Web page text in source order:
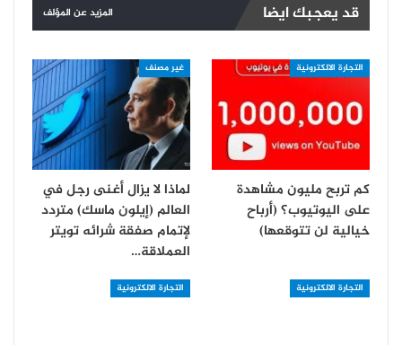
قد يعجبك ايضا المزيد عن المؤلف
التجارة الالكترونية
كم تربح مليون مشاهدة
على اليوتيوب؟ (أرباح
خيالية لن تتوقعها)
غير مصنف
لماذا لا يزال أغنى رجل في
العالم (إيلون ماسك) متردد
لإتمام صفقة شرائه تويتر
العملاقة…
التجارة الالكترونية التجارة الالكترونية